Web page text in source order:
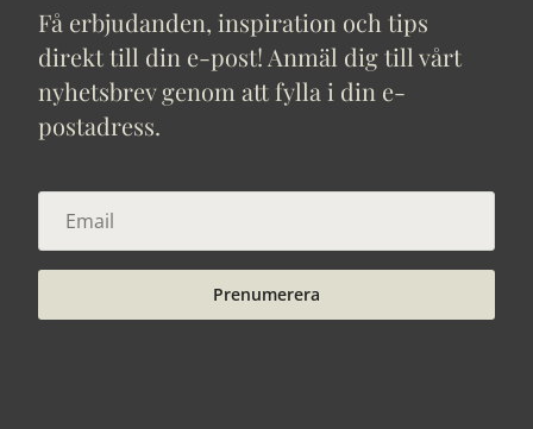
Få erbjudanden, inspiration och tips
direkt till din e-post! Anmäl dig till vårt
nyhetsbrev genom att fylla i din e-
postadress.
Prenumerera